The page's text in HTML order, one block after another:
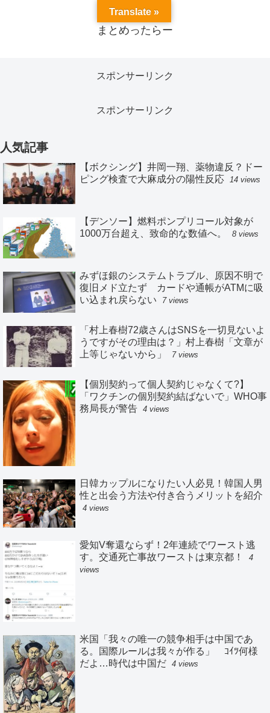
まとめったらー
スポンサーリンク
スポンサーリンク
人気記事
【ボクシング】井岡一翔、薬物違反？ドー
ピング検査で大麻成分の陽性反応
14 views
【デンソー】燃料ポンプリコール対象が
1000万台超え、致命的な数値へ。
8 views
みずほ銀のシステムトラブル、原因不明で
復旧メド立たず カードや通帳がATMに吸
い込まれ戻らない
7 views
「村上春樹72歳さんはSNSを一切見ないよ
うですがその理由は？」村上春樹「文章が
上等じゃないから」
7 views
【個別契約って個人契約じゃなくて?】
「ワクチンの個別契約結ばないで」WHO事
務局長が警告 4 views
日韓カップルになりたい人必見！韓国人男
性と出会う方法や付き合うメリットを紹介
4 views
愛知V奪還ならず！2年連続でワースト逃
す。交通死亡事故ワーストは東京都！
4
views
米国「我々の唯一の競争相手は中国であ
る。国際ルールは我々が作る」 ｺｲﾂ何様
だよ…時代は中国だ 4 views
Translate »